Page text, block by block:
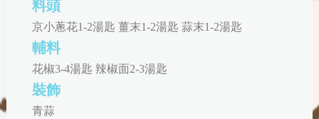
料頭
京小蔥花1-2湯匙 薑末1-2湯匙 蒜末1-2湯匙
輔料
花椒3-4湯匙 辣椒面2-3湯匙
裝飾
青蒜